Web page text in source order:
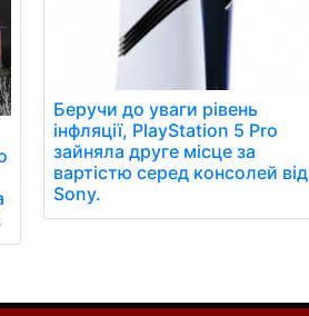
Беручи до уваги рівень
інфляції, PlayStation 5 Pro
зайняла друге місце за
вартістю серед консолей від
Sony.